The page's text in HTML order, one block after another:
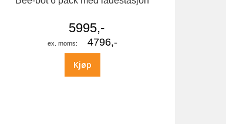
5995,-
4796,-
Kjøp